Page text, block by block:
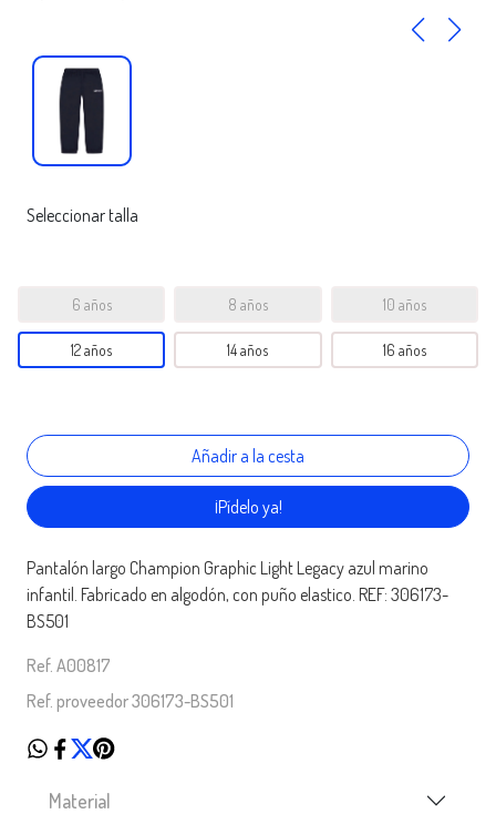
Seleccionar talla
6 años 8 años 10 años
12 años 14 años 16 años
¡Pídelo ya!
Pantalón largo Champion Graphic Light Legacy azul marino
infantil. Fabricado en algodón, con puño elastico. REF: 306173-
BS501
Ref. A00817
Ref. proveedor 306173-BS501
Material